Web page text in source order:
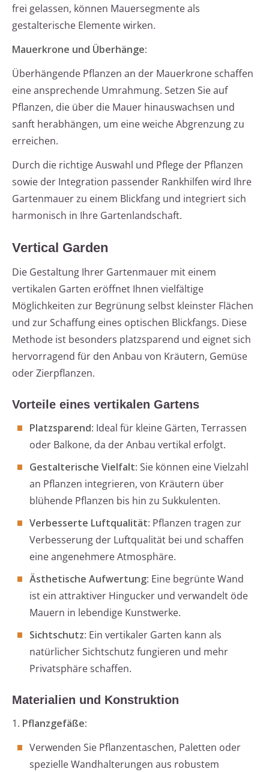
frei gelassen, können Mauersegmente als
gestalterische Elemente wirken.
Mauerkrone und Überhänge:
Überhängende Pflanzen an der Mauerkrone schaffen
eine ansprechende Umrahmung. Setzen Sie auf
Pflanzen, die über die Mauer hinauswachsen und
sanft herabhängen, um eine weiche Abgrenzung zu
erreichen.
Durch die richtige Auswahl und Pflege der Pflanzen
sowie der Integration passender Rankhilfen wird Ihre
Gartenmauer zu einem Blickfang und integriert sich
harmonisch in Ihre Gartenlandschaft.
Vertical Garden
Die Gestaltung Ihrer Gartenmauer mit einem
vertikalen Garten eröffnet Ihnen vielfältige
Möglichkeiten zur Begrünung selbst kleinster Flächen
und zur Schaffung eines optischen Blickfangs. Diese
Methode ist besonders platzsparend und eignet sich
hervorragend für den Anbau von Kräutern, Gemüse
oder Zierpflanzen.
Vorteile eines vertikalen Gartens
Platzsparend: Ideal für kleine Gärten, Terrassen
oder Balkone, da der Anbau vertikal erfolgt.
Gestalterische Vielfalt: Sie können eine Vielzahl
an Pflanzen integrieren, von Kräutern über
blühende Pflanzen bis hin zu Sukkulenten.
Verbesserte Luftqualität: Pflanzen tragen zur
Verbesserung der Luftqualität bei und schaffen
eine angenehmere Atmosphäre.
Ästhetische Aufwertung: Eine begrünte Wand
ist ein attraktiver Hingucker und verwandelt öde
Mauern in lebendige Kunstwerke.
Sichtschutz: Ein vertikaler Garten kann als
natürlicher Sichtschutz fungieren und mehr
Privatsphäre schaffen.
Materialien und Konstruktion
1. Pflanzgefäße:
Verwenden Sie Pflanzentaschen, Paletten oder
spezielle Wandhalterungen aus robustem